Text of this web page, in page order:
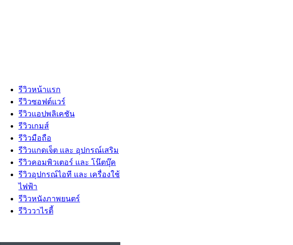
รีวิวหน้าแรก
รีวิวซอฟต์แวร์
รีวิวแอปพลิเคชัน
รีวิวเกมส์
รีวิวมือถือ
รีวิวแกดเจ็ต และ อุปกรณ์เสริม
รีวิวคอมพิวเตอร์ และ โน๊ตบุ๊ค
รีวิวอุปกรณ์ไอที และ เครื่องใช้
ไฟฟ้า
รีวิวหนังภาพยนตร์
รีวิววาไรตี้